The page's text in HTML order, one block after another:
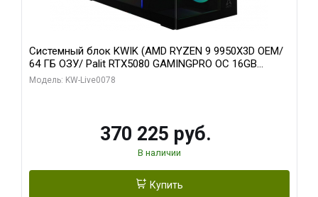
Системный блок KWIK (AMD RYZEN 9 9950X3D OEM/
64 ГБ ОЗУ/ Palit RTX5080 GAMINGPRO OC 16GB
GDDR7 256bit 3xDP HD/ 1 ТБ SSD)
Модель: KW-Live0078
370 225 руб.
В наличии
Купить